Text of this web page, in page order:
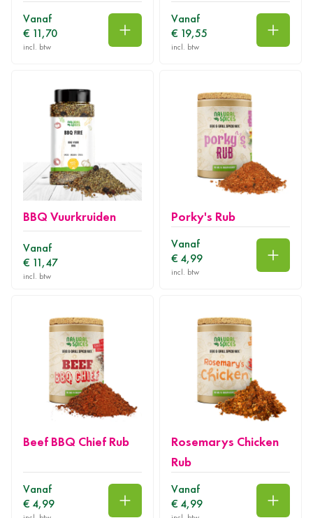
Vanaf
€ 11,70
In winkelwagen
Vanaf
€ 19,55
In
BBQ Vuurkruiden
Vanaf
€ 11,47
Porky's Rub
Vanaf
€ 4,99
In
Beef BBQ Chief Rub
Vanaf
€ 4,99
In winkelwagen
Rosemarys Chicken
Rub
Vanaf
€ 4,99
In